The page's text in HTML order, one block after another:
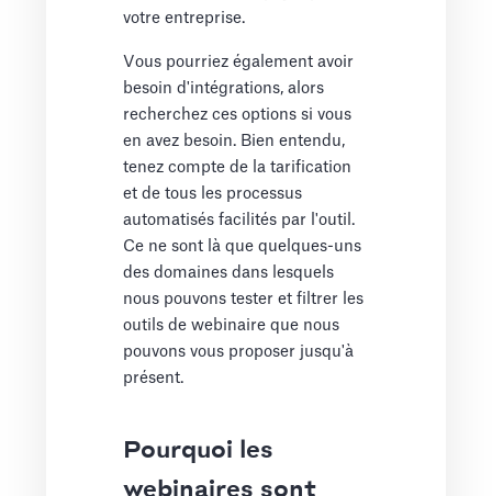
votre entreprise.
Vous pourriez également avoir
besoin d'intégrations, alors
recherchez ces options si vous
en avez besoin. Bien entendu,
tenez compte de la tarification
et de tous les processus
automatisés facilités par l'outil.
Ce ne sont là que quelques-uns
des domaines dans lesquels
nous pouvons tester et filtrer les
outils de webinaire que nous
pouvons vous proposer jusqu'à
présent.
Pourquoi les
webinaires sont